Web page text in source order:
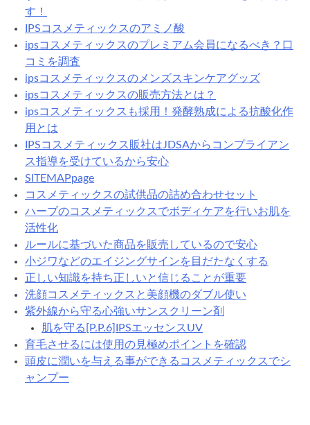
す！
IPSコスメティックスのアミノ酸
ipsコスメティックスのプレミアム会員になるべき？口
コミを調査
ipsコスメティックスのメンズスキンケアグッズ
ipsコスメティックスの販売方法とは？
ipsコスメティックスも採用！発酵熟成による抗酸化作
用とは
IPSコスメティックス販社はJDSAからコンプライアン
ス指導を受けているから安心
SITEMAPpage
コスメティックスの試供品の詰め合わせセット
ハーブのコスメティックスでボディケアを行いお肌を
活性化
ルールに基づいた商品を販売しているので安心
小ジワなどのエイジングサインを目だたなくする
正しい知識を持ち正しいと信じることが重要
洗顔コスメティックスと美顔機のダブル使い
紫外線から守る心強いサンスクリーン剤
肌を守る[P.P.6]IPSエッセンスUV
育毛させるには使用の見極めポイントを確認
頭皮に潤いを与える事ができるコスメティックスでシ
ャンプー